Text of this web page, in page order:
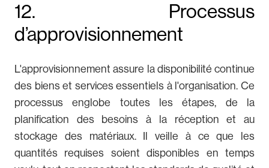
12. Processus
d’approvisionnement
L'approvisionnement assure la disponibilité continue
des biens et services essentiels à l'organisation. Ce
processus englobe toutes les étapes, de la
planification des besoins à la réception et au
stockage des matériaux. Il veille à ce que les
quantités requises soient disponibles en temps